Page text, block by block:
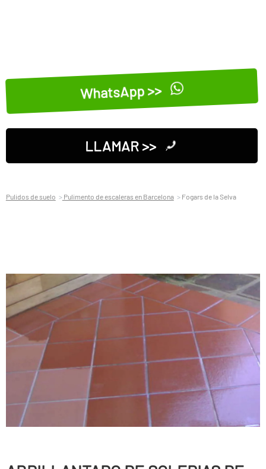
WhatsApp >>
LLAMAR >>
Pulidos de suelo Pulimento de escaleras en Barcelona Fogars de la Selva